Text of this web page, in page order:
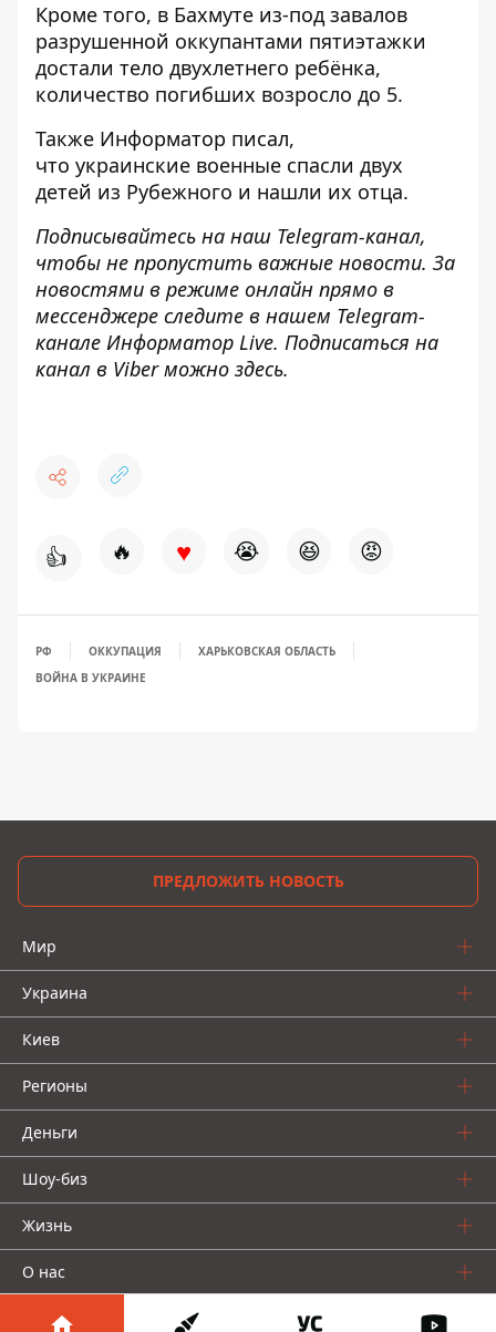
Кроме того, в Бахмуте из-под завалов
разрушенной оккупантами пятиэтажки
достали тело двухлетнего ребёнка,
количество погибших возросло до 5.
Также Информатор писал,
что украинские военные спасли двух
детей из Рубежного и нашли их отца.
Подписывайтесь на наш Telegram-канал,
чтобы не пропустить важные новости. За
новостями в режиме онлайн прямо в
мессенджере следите в нашем Telegram-
канале Информатор Live. Подписаться на
канал в Viber можно здесь.
👍 🔥 ♥ 😭 😆 😡
РФ ОККУПАЦИЯ
ХАРЬКОВСКАЯ ОБЛАСТЬ
ВОЙНА В УКРАИНЕ
ПРЕДЛОЖИТЬ НОВОСТЬ
Мир
Украина
Киев
Регионы
Деньги
Шоу-биз
Жизнь
О нас